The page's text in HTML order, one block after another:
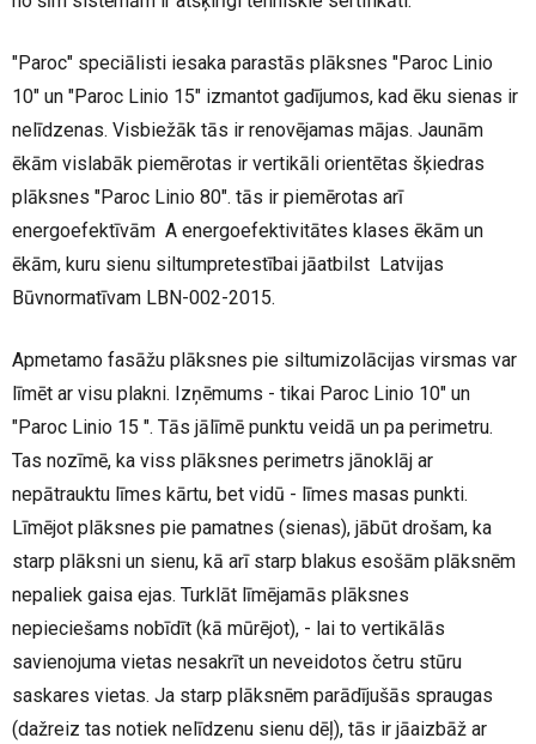
"Paroc" speciālisti iesaka parastās plāksnes "Paroc Linio
10" un "Paroc Linio 15" izmantot gadījumos, kad ēku sienas ir
nelīdzenas. Visbiežāk tās ir renovējamas mājas. Jaunām
ēkām vislabāk piemērotas ir vertikāli orientētas šķiedras
plāksnes "Paroc Linio 80". tās ir piemērotas arī
energoefektīvām A energoefektivitātes klases ēkām un
ēkām, kuru sienu siltumpretestībai jāatbilst Latvijas
Būvnormatīvam LBN-002-2015.
Apmetamo fasāžu plāksnes pie siltumizolācijas virsmas var
līmēt ar visu plakni. Izņēmums - tikai Paroc Linio 10" un
"Paroc Linio 15 ". Tās jālīmē punktu veidā un pa perimetru.
Tas nozīmē, ka viss plāksnes perimetrs jānoklāj ar
nepātrauktu līmes kārtu, bet vidū - līmes masas punkti.
Līmējot plāksnes pie pamatnes (sienas), jābūt drošam, ka
starp plāksni un sienu, kā arī starp blakus esošām plāksnēm
nepaliek gaisa ejas. Turklāt līmējamās plāksnes
nepieciešams nobīdīt (kā mūrējot), - lai to vertikālās
savienojuma vietas nesakrīt un neveidotos četru stūru
saskares vietas. Ja starp plāksnēm parādījušās spraugas
(dažreiz tas notiek nelīdzenu sienu dēļ), tās ir jāaizbāž ar